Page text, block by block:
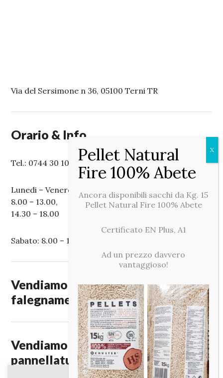
Via del Sersimone n 36, 05100 Terni TR
Orario & Info
Tel.: 0744 30 10 50
Lunedi – Venerdi:
8.00 – 13.00,
14.30 – 18.00
Sabato: 8.00 – 12.00
Vendiamo legnami per edilizia,
falegnameria e fai da te.
Vendiamo legnami, paleria,
pannellature, pellet, impregnanti e
ferramenta.
Ancora disponibili sacchi da Kg. 15
Pellet Natural Fire 100% Abete
Certificato EN Plus, A1
Ad un prezzo davvero
vantaggioso!